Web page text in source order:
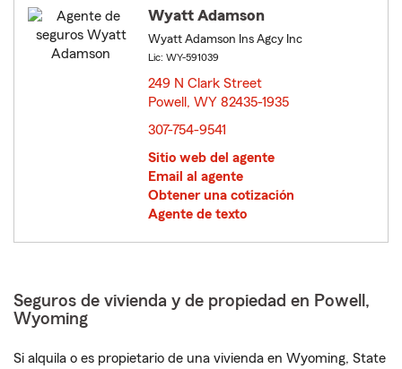
Wyatt Adamson
Wyatt Adamson Ins Agcy Inc
Lic: WY-591039
249 N Clark Street
Powell, WY 82435-1935
307-754-9541
Sitio web del agente
Email al agente
Obtener una cotización
Agente de texto
Seguros de vivienda y de propiedad en Powell,
Wyoming
Si alquila o es propietario de una vivienda en Wyoming, State